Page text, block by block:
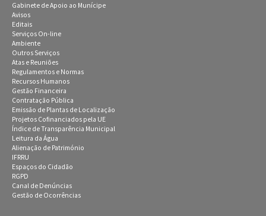
Gabinete de Apoio ao Munícipe
Avisos
Editais
Serviços On-line
Ambiente
Outros Serviços
Atas e Reuniões
Regulamentos e Normas
Recursos Humanos
Gestão Financeira
Contratação Pública
Emissão de Plantas de Localização
Projetos Cofinanciados pela UE
Índice de Transparência Municipal
Leitura da Água
Alienação de Património
IFRRU
Espaços do Cidadão
RGPD
Canal de Denúncias
Gestão de Ocorrências